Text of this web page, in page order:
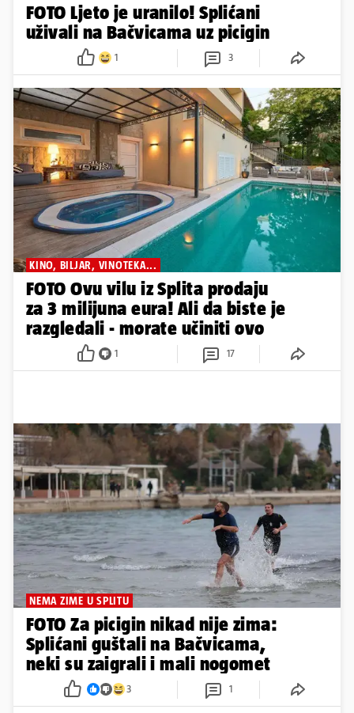
FOTO Ljeto je uranilo! Splićani
uživali na Bačvicama uz picigin
1 3
KINO, BILJAR, VINOTEKA...
FOTO Ovu vilu iz Splita prodaju
za 3 milijuna eura! Ali da biste je
razgledali - morate učiniti ovo
1 17
NEMA ZIME U SPLITU
FOTO Za picigin nikad nije zima:
Splićani guštali na Bačvicama,
neki su zaigrali i mali nogomet
3 1